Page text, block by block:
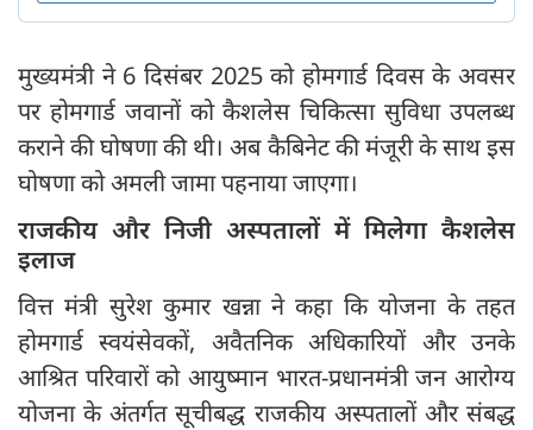
मुख्यमंत्री ने 6 दिसंबर 2025 को होमगार्ड दिवस के अवसर
पर होमगार्ड जवानों को कैशलेस चिकित्सा सुविधा उपलब्ध
कराने की घोषणा की थी। अब कैबिनेट की मंजूरी के साथ इस
घोषणा को अमली जामा पहनाया जाएगा।
राजकीय और निजी अस्पतालों में मिलेगा कैशलेस
इलाज
वित्त मंत्री सुरेश कुमार खन्ना ने कहा कि योजना के तहत
होमगार्ड स्वयंसेवकों, अवैतनिक अधिकारियों और उनके
आश्रित परिवारों को आयुष्मान भारत-प्रधानमंत्री जन आरोग्य
योजना के अंतर्गत सूचीबद्ध राजकीय अस्पतालों और संबद्ध